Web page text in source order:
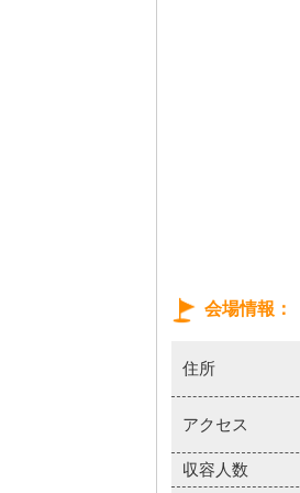
会場情報
住所
アクセス
収容人数